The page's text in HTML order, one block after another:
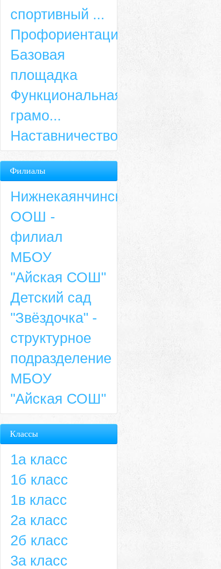
спортивный ...
Профориентация
Базовая
площадка
Функциональная
грамо...
Наставничество
Филиалы
Нижнекаянчинская
ООШ -
филиал
МБОУ
"Айская СОШ"
Детский сад
"Звёздочка" -
структурное
подразделение
МБОУ
"Айская СОШ"
Классы
1а класс
1б класс
1в класс
2а класс
2б класс
3а класс